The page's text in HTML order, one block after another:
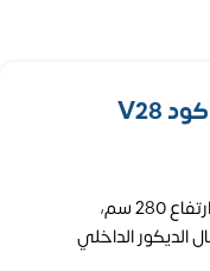
لوح بديل خشب MDF بعرض 12.5 سم وارتفاع 280 سم،
الداخلي